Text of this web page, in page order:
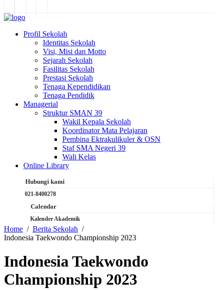
Profil Sekolah
Identitas Sekolah
Visi, Misi dan Motto
Sejarah Sekolah
Fasilitas Sekolah
Prestasi Sekolah
Tenaga Kependidikan
Tenaga Pendidik
Managerial
Struktur SMAN 39
Wakil Kepala Sekolah
Koordinator Mata Pelajaran
Pembina Ektrakulikuler & OSN
Staf SMA Negeri 39
Wali Kelas
Online Library
Hubungi kami
021-8400278
Calendar
Kalender Akademik
Home
Berita Sekolah
Indonesia Taekwondo Championship 2023
Indonesia Taekwondo
Championship 2023